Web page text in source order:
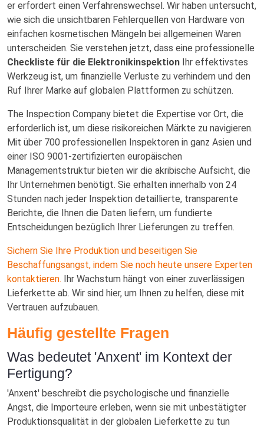
er erfordert einen Verfahrenswechsel. Wir haben untersucht,
wie sich die unsichtbaren Fehlerquellen von Hardware von
einfachen kosmetischen Mängeln bei allgemeinen Waren
unterscheiden. Sie verstehen jetzt, dass eine professionelle
Checkliste für die Elektronikinspektion Ihr effektivstes
Werkzeug ist, um finanzielle Verluste zu verhindern und den
Ruf Ihrer Marke auf globalen Plattformen zu schützen.
The Inspection Company bietet die Expertise vor Ort, die
erforderlich ist, um diese risikoreichen Märkte zu navigieren.
Mit über 700 professionellen Inspektoren in ganz Asien und
einer ISO 9001-zertifizierten europäischen
Managementstruktur bieten wir die akribische Aufsicht, die
Ihr Unternehmen benötigt. Sie erhalten innerhalb von 24
Stunden nach jeder Inspektion detaillierte, transparente
Berichte, die Ihnen die Daten liefern, um fundierte
Entscheidungen bezüglich Ihrer Lieferungen zu treffen.
Sichern Sie Ihre Produktion und beseitigen Sie
Beschaffungsangst, indem Sie noch heute unsere Experten
kontaktieren. Ihr Wachstum hängt von einer zuverlässigen
Lieferkette ab. Wir sind hier, um Ihnen zu helfen, diese mit
Vertrauen aufzubauen.
Häufig gestellte Fragen
Was bedeutet 'Anxent' im Kontext der
Fertigung?
'Anxent' beschreibt die psychologische und finanzielle
Angst, die Importeure erleben, wenn sie mit unbestätigter
Produktionsqualität in der globalen Lieferkette zu tun